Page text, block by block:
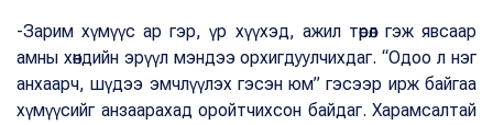
-Зарим хүмүүс ар гэр, үр хүүхэд, ажил төрөл гэж явсаар
амны хөндийн эрүүл мэндээ орхигдуулчихдаг. “Одоо л нэг
анхаарч, шүдээ эмчлүүлэх гэсэн юм” гэсээр ирж байгаа
хүмүүсийг анзаарахад оройтчихсон байдаг. Харамсалтай